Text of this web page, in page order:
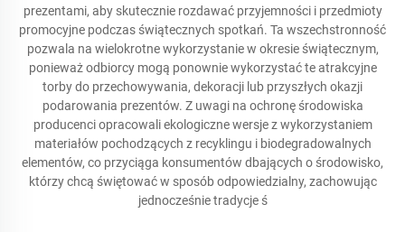
prezentami, aby skutecznie rozdawać przyjemności i przedmioty
promocyjne podczas świątecznych spotkań. Ta wszechstronność
pozwala na wielokrotne wykorzystanie w okresie świątecznym,
ponieważ odbiorcy mogą ponownie wykorzystać te atrakcyjne
torby do przechowywania, dekoracji lub przyszłych okazji
podarowania prezentów. Z uwagi na ochronę środowiska
producenci opracowali ekologiczne wersje z wykorzystaniem
materiałów pochodzących z recyklingu i biodegradowalnych
elementów, co przyciąga konsumentów dbających o środowisko,
którzy chcą świętować w sposób odpowiedzialny, zachowując
jednocześnie tradycje ś